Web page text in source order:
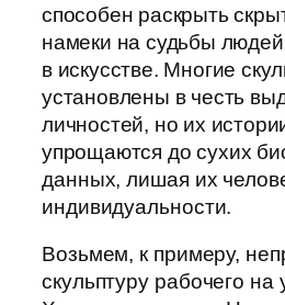
способен раскрыть
намеки на судьбы
в искусстве. Многие
установлены в честь
личностей, но их
упрощаются до сухих
данных, лишая их
индивидуальности.
Возьмем, к примеру,
скульптуру рабочего на